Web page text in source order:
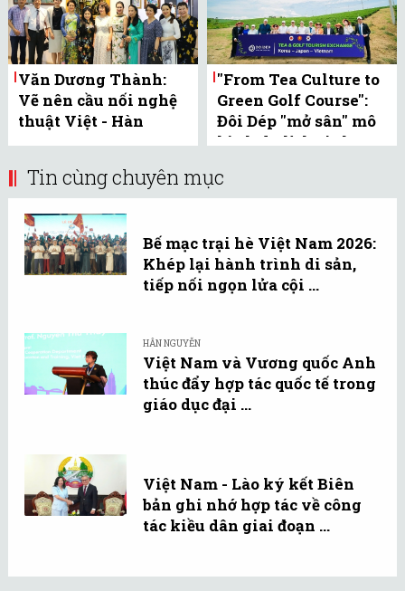
Văn Dương Thành:
Vẽ nên cầu nối nghệ
thuật Việt - Hàn
"From Tea Culture to
Green Golf Course":
Đôi Dép "mở sân" mô
hình du lịch sinh
Tin cùng chuyên mục
Bế mạc trại hè Việt Nam 2026:
Khép lại hành trình di sản,
tiếp nối ngọn lửa cội ...
HÂN NGUYỄN
Việt Nam và Vương quốc Anh
thúc đẩy hợp tác quốc tế trong
giáo dục đại ...
Việt Nam - Lào ký kết Biên
bản ghi nhớ hợp tác về công
tác kiều dân giai đoạn ...